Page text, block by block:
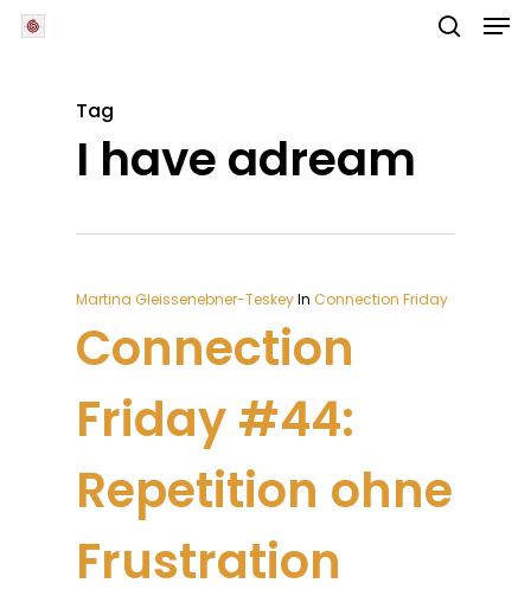
Skip
Tag
I have adream
Martina Gleissenebner-TeskeyIn Connection Friday
Connection
Friday #44:
Repetition ohne
Frustration